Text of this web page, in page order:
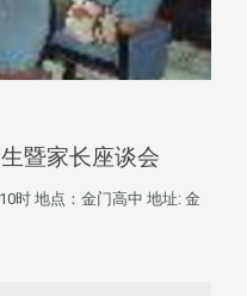
暨家长座谈会
地点：金门高中 地址: 金